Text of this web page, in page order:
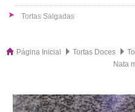
Tortas Salgadas
Página Inicial Tortas Doces
Nata